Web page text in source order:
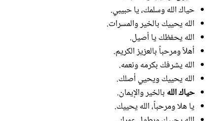
حياك الله وسلمك، يا حبيبي.
الله يحييك بالخير والمسرات.
الله يحفظك يا أصيل.
أهلاً ومرحباً بالعزيز الكريم.
الله يشرفك بكرمه ونعمه.
الله يحييك ويحيي أصلك.
حياك الله بالخير والإيمان.
يا هلا ومرحباً، الله يحييك.